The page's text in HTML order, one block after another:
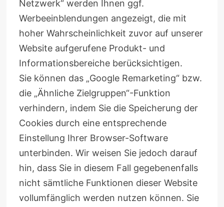
Netzwerk“ werden Ihnen ggf.
Werbeeinblendungen angezeigt, die mit
hoher Wahrscheinlichkeit zuvor auf unserer
Website aufgerufene Produkt- und
Informationsbereiche berücksichtigen.
Sie können das „Google Remarketing“ bzw.
die „Ähnliche Zielgruppen“-Funktion
verhindern, indem Sie die Speicherung der
Cookies durch eine entsprechende
Einstellung Ihrer Browser-Software
unterbinden. Wir weisen Sie jedoch darauf
hin, dass Sie in diesem Fall gegebenenfalls
nicht sämtliche Funktionen dieser Website
vollumfänglich werden nutzen können. Sie